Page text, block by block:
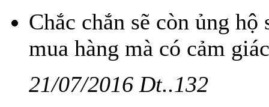
Chắc chắn sẽ còn ủng
mua hàng mà có cảm
21/07/2016 Dt..132